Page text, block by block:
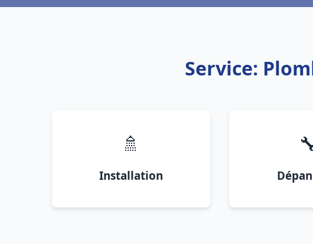
Service:
🚿
Installation